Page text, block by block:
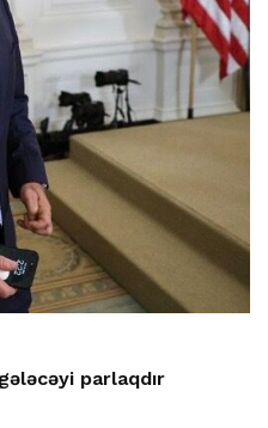
parlaqdır